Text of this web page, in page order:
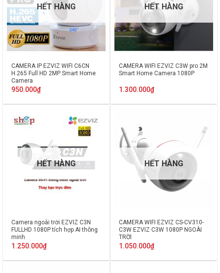
HẾT HÀNG
CAMERA IP EZVIZ WIFI C6CN
H.265 Full HD 2MP Smart Home
Camera
950.000₫
HẾT HÀNG
CAMERA WIFI EZVIZ C3W pro 2M
Smart Home Camera 1080P
1.300.000₫
HẾT HÀNG
Camera ngoài trời EZVIZ C3N
FULLHD 1080P tích hợp AI thông
minh
1.250.000₫
HẾT HÀNG
CAMERA WIFI EZVIZ CS-CV310-
C3W EZVIZ C3W 1080P NGOÀI
TRỜI
1.050.000₫